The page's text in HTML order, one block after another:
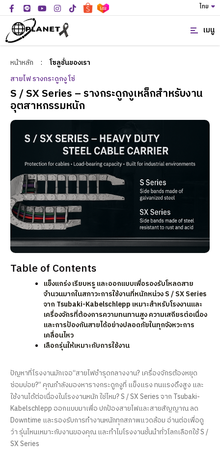
ไทย
เมนู
หน้าหลัก :
โซลูชั่นของเรา
สายไฟ รางกระดูกงู โซ่
S / SX Series – รางกระดูกงูเหล็กสำหรับงาน
อุตสาหกรรมหนัก
Table of Contents
แข็งแกร่ง เรียบหรู และออกแบบเพื่อรองรับโหลดสาย
จำนวนมากในสภาวะการใช้งานที่หนักหน่วง S / SX Series
จาก Tsubaki-Kabelschlepp เหมาะสำหรับโรงงานและ
เครื่องจักรที่ต้องการความทนทานสูง ความเสถียรต่อเนื่อง
และการป้องกันสายได้อย่างปลอดภัยในทุกจังหวะการ
เคลื่อนไหว
เลือกรุ่นให้เหมาะกับการใช้งาน
ปัญหาที่โรงงานมักเจอ“สายไฟชำรุดกลางงาน? เครื่องจักรต้องหยุด
ซ่อมบ่อย?” คุณกำลังมองหารางกระดูกงูที่ แข็งแรง ทนแรงดึงสูง และ
ใช้งานได้ต่อเนื่องในโรงงานหนัก ใช่ไหม? S / SX Series จาก Tsubaki-
Kabelschlepp ออกแบบมาเพื่อ ปกป้องสายไฟและสายสัญญาณ ลด
Downtime และรองรับการทำงานหนักทุกสภาพแวดล้อม อ่านต่อเพื่อดู
ว่า รุ่นไหนเหมาะกับงานของคุณ และทำไมโรงงานชั้นนำทั่วโลกเลือกใช้ S /
SX Series